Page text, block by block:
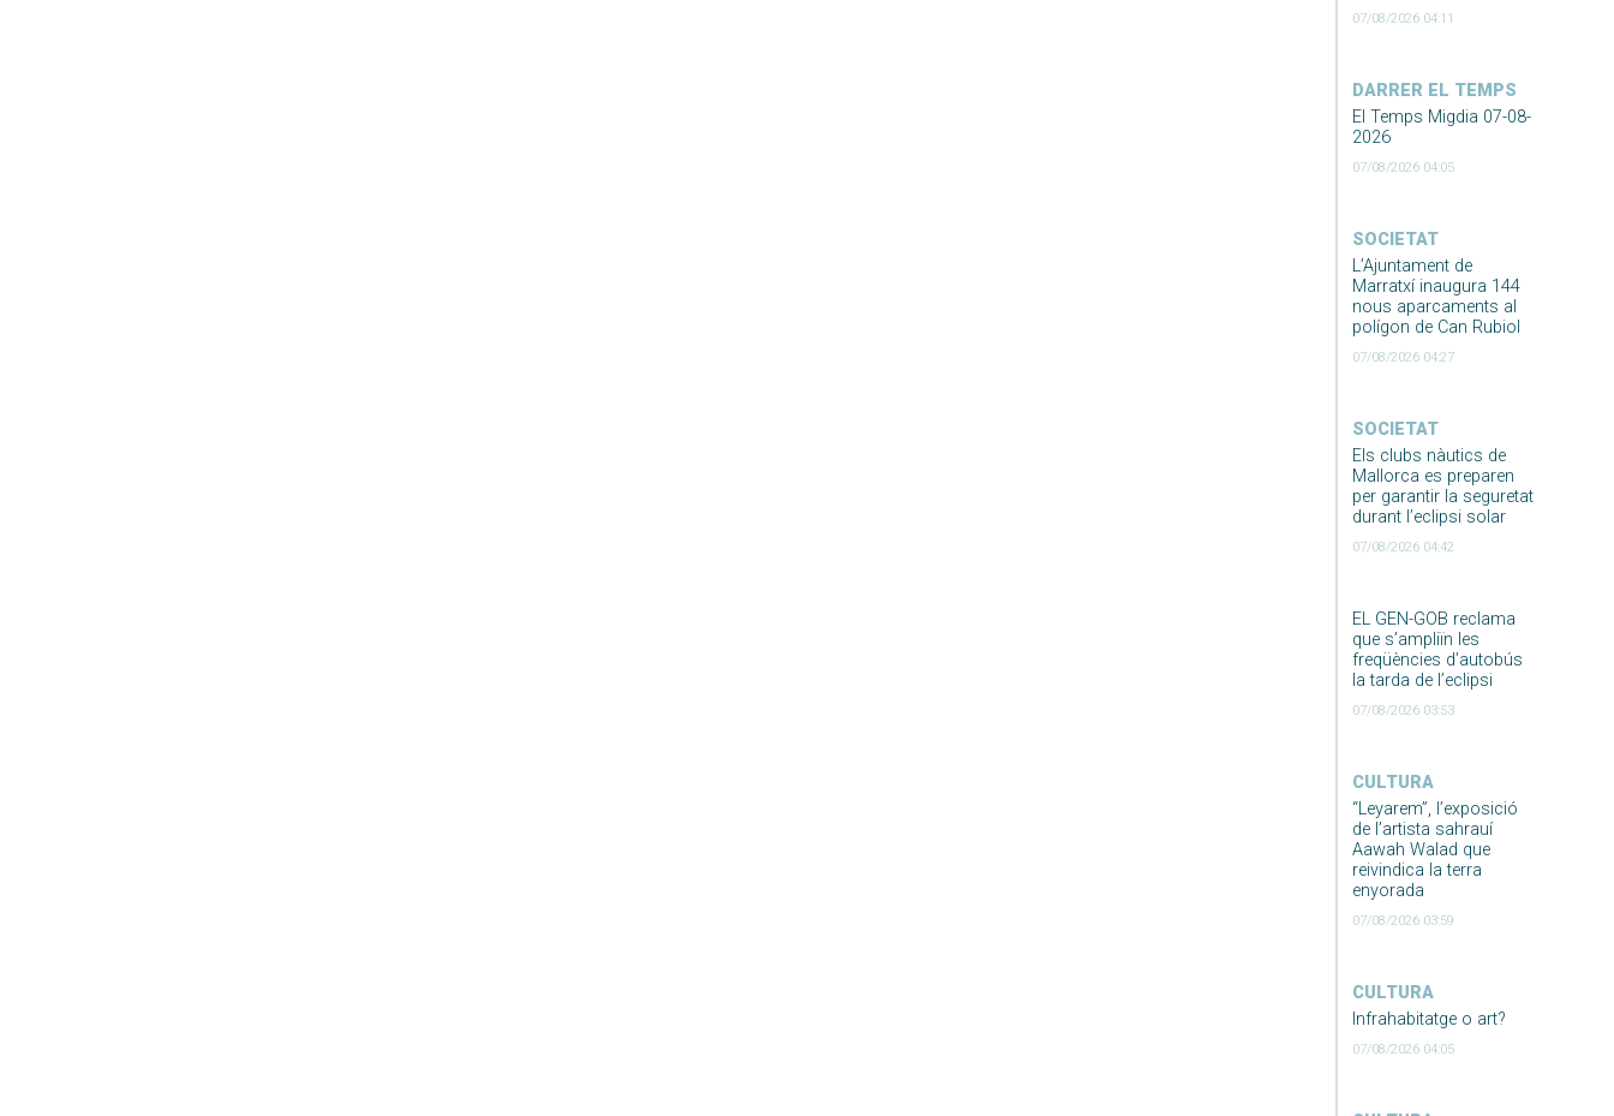
07/08/2026 04:11
DARRER EL TEMPS
El Temps Migdia 07-08-
2026
07/08/2026 04:05
SOCIETAT
L’Ajuntament de
Marratxí inaugura 144
nous aparcaments al
polígon de Can Rubiol
07/08/2026 04:27
SOCIETAT
Els clubs nàutics de
Mallorca es preparen
per garantir la seguretat
durant l’eclipsi solar
07/08/2026 04:42
EL GEN-GOB reclama
que s’ampliïn les
freqüències d’autobús
la tarda de l’eclipsi
07/08/2026 03:53
CULTURA
“Leyarem”, l’exposició
de l’artista sahrauí
Aawah Walad que
reivindica la terra
enyorada
07/08/2026 03:59
CULTURA
Infrahabitatge o art?
07/08/2026 04:05